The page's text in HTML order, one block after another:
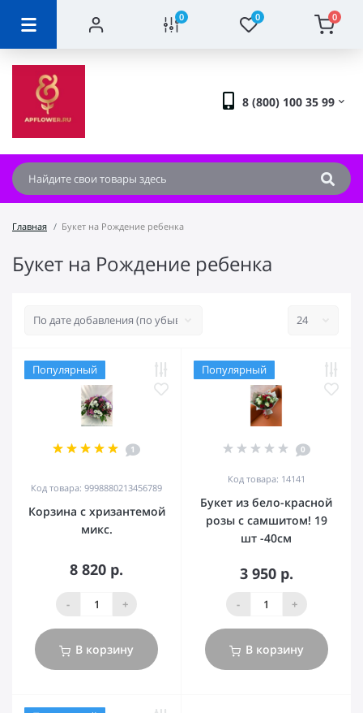
0 0 0
8 (800) 100 35 99
Главная Букет на Рождение ребенка
Букет на Рождение ребенка
Популярный
1
Код товара: 9998880213456789
Корзина с хризантемой
микс.
8 820 р.
- +
В корзину
Популярный
0
Код товара: 14141
Букет из бело-красной
розы с самшитом! 19
шт -40см
3 950 р.
- +
В корзину